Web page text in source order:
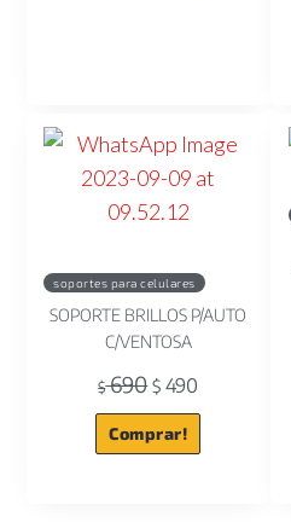
soportes para celulares
SOPORTE BRILLOS P/AUTO
C/VENTOSA
$690 $ 490
Comprar!